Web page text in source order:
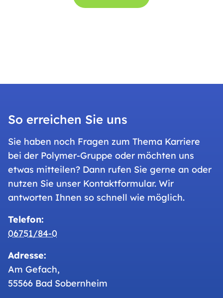
So erreichen Sie uns
Sie haben noch Fragen zum Thema Karriere
bei der Polymer-Gruppe oder möchten uns
etwas mitteilen? Dann rufen Sie gerne an oder
nutzen Sie unser Kontaktformular. Wir
antworten Ihnen so schnell wie möglich.
Telefon:
06751/84-0
Adresse:
Am Gefach,
55566 Bad Sobernheim